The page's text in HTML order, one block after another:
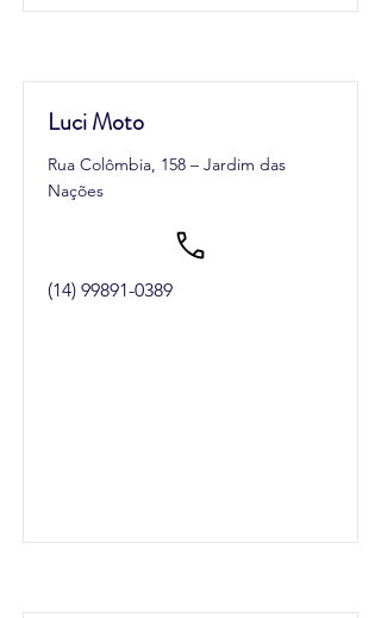
Luci Moto
Rua Colômbia, 158 – Jardim das
Nações
(14) 99891-0389